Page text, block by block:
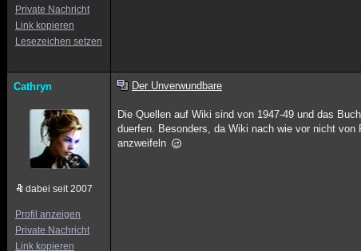
Private Nachricht
Link kopieren
Lesezeichen setzen
Cathryn
dabei seit 2007
Profil anzeigen
Private Nachricht
Link kopieren
Der Unverwundbare
Die Quellen auf Wiki sind von 1947-49 und das
duerfen. Besonders, da Wiki nach wie vor nicht
anzweifeln